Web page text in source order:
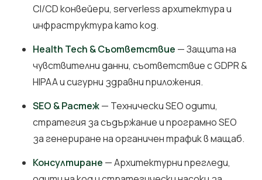
CI/CD конвейери, serverless архитектура и
инфраструктура като код.
Health Tech & Съответствие — Защита на
чувствителни данни, съответствие с GDPR &
HIPAA и сигурни здравни приложения.
SEO & Растеж— Технически SEO одити,
стратегия за съдържание и програмно SEO
за генериране на органичен трафик в мащаб.
Консултиране — Архитектурни прегледи,